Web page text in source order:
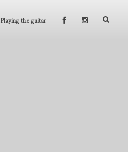
Playing the guitar